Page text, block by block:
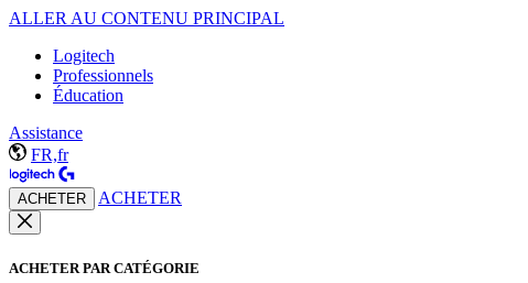
ALLER AU CONTENU PRINCIPAL
Logitech
Professionnels
Éducation
Assistance
FR,fr
ACHETER ACHETER
ACHETER PAR CATÉGORIE